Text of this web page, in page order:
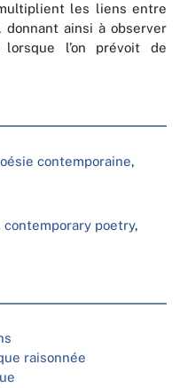
les liens entre
ainsi à observer
lorsque l’on prévoit de
contemporaine,
contemporary poetry,
raisonnée